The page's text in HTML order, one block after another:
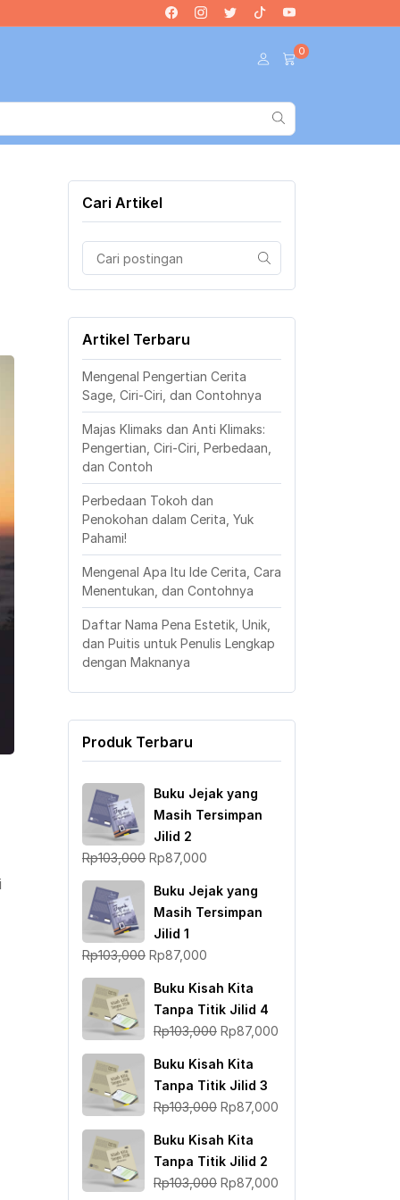
0
Cari Artikel
Artikel Terbaru
Mengenal Pengertian Cerita
Sage, Ciri-Ciri, dan Contohnya
Majas Klimaks dan Anti Klimaks:
Pengertian, Ciri-Ciri, Perbedaan,
dan Contoh
Perbedaan Tokoh dan
Penokohan dalam Cerita, Yuk
Pahami!
Mengenal Apa Itu Ide Cerita, Cara
Menentukan, dan Contohnya
Daftar Nama Pena Estetik, Unik,
dan Puitis untuk Penulis Lengkap
dengan Maknanya
Produk Terbaru
Buku Jejak yang
Masih Tersimpan
Jilid 2
Rp103,000 Harga
adalah:
Rp103,000.
Rp87,000
ini
adalah:
Buku Jejak yang
Masih Tersimpan
Jilid 1
Rp103,000 Harga
adalah:
Rp103,000.
Rp87,000
ini
adalah:
Rp87,000.
Buku Kisah Kita
Tanpa Titik Jilid 4
Rp103,000 Harga
adalah:
Rp103,000.
Rp87,000
Buku Kisah Kita
Tanpa Titik Jilid 3
Rp103,000 Harga
adalah:
Rp103,000.
Rp87,000
Buku Kisah Kita
Tanpa Titik Jilid 2
Rp103,000 Harga
Rp87,000